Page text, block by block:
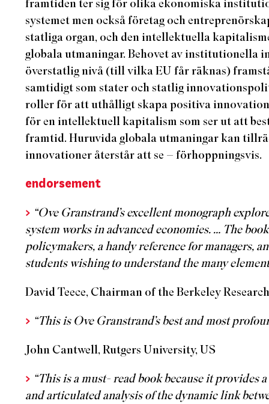
framtiden ter sig för olika ekonomiska
systemet men också företag och
statliga organ, och den intellektuella
globala utmaningar. Behovet av institutionella
överstatlig nivå (till vilka EU får räknas)
samtidigt som stater och statlig
roller för att uthålligt skapa positiva
för en intellektuell kapitalism som ser ut att
framtid. Huruvida globala utmaningar kan
innovationer återstår att se – förhoppningsvis.
endorsement
> “Ove Granstrand’s excellent monograph
system works in advanced economies. … The
policymakers, a handy reference for managers,
students wishing to understand the many
David Teece, Chairman of the Berkeley
> “This is Ove Granstrand’s best and most
John Cantwell, Rutgers University, US
> “This is a must- read book because it provides
and articulated analysis of the dynamic link